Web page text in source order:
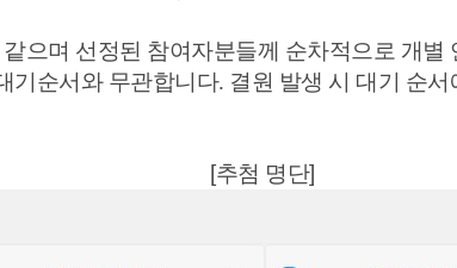
으며 선정된 참여자분들께 순차적으로 개별
기순서와 무관합니다. 결원 발생 시 대기 순
[추첨 명단]